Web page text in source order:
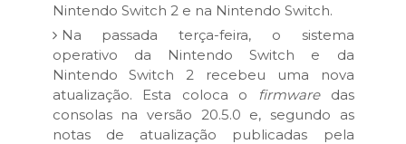
Nintendo Switch 2 e na Nintendo Switch.
Na passada terça-feira, o sistema
operativo da Nintendo Switch e da
Nintendo Switch 2 recebeu uma nova
atualização. Esta coloca o
firmware das
consolas na versão 20.5.0 e, segundo as
notas de atualização publicadas pela